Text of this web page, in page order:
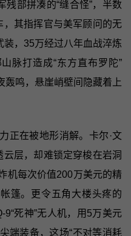
部拼凑的“缝合怪”，半数
其指挥官与美军顾问的无
，35万经过八年血战淬炼
脉打造成“东方直布罗陀”
鸣，悬崖峭壁间隐藏着上
正在被地形消解。卡尔·文
层，却难锁定穿梭在岩洞
机每次价值200万美元的精
篷。更令五角大楼头疼的
死神”无人机，用5万美元
端装备，这场“不对等消耗